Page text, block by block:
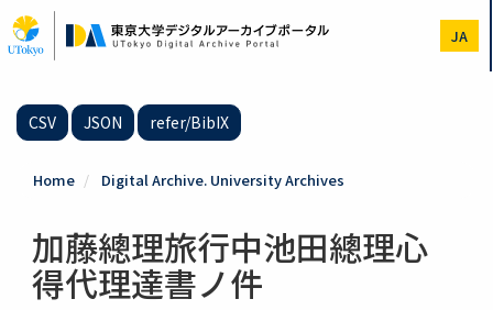
to
main
JA
CSV JSON refer/BibIX
Home Digital Archive. University Archives
加藤總理旅行中池田總理心
得代理達書ノ件